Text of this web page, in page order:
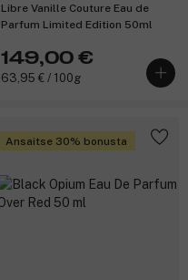
Libre Vanille Couture Eau de
Parfum Limited Edition 50ml
149,00 €
63,95 € / 100g
Ansaitse 30% bonusta